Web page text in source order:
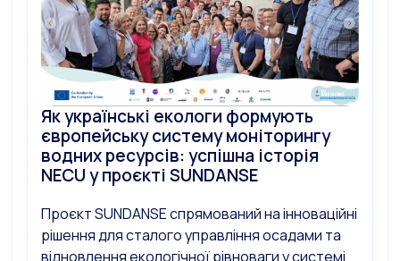
Як українські екологи формують
європейську систему моніторингу
водних ресурсів: успішна історія
NECU у проєкті SUNDANSE
Проєкт SUNDANSE спрямований на інноваційні
рішення для сталого управління осадами та
відновлення екологічної рівноваги у системі